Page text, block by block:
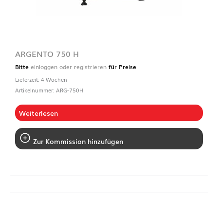
ARGENTO 750 H
Bitte einloggen oder registrieren für Preise
Lieferzeit: 4 Wochen
Artikelnummer: ARG-750H
Weiterlesen
Zur Kommission hinzufügen